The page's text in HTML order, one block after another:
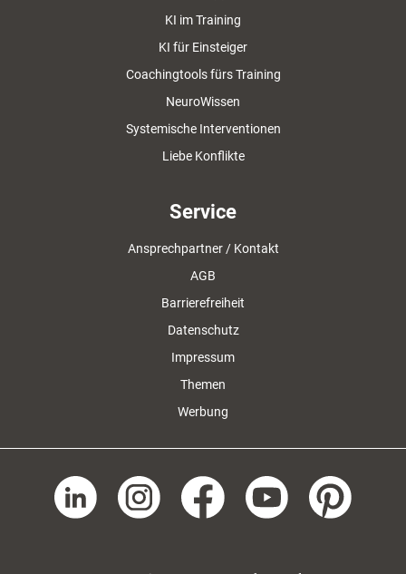
KI im Training
KI für Einsteiger
Coachingtools fürs Training
NeuroWissen
Systemische Interventionen
Liebe Konflikte
Service
Ansprechpartner / Kontakt
AGB
Barrierefreiheit
Datenschutz
Impressum
Themen
Werbung